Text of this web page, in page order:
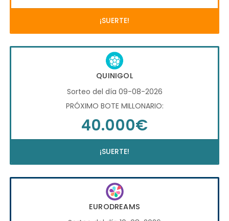
¡SUERTE!
QUINIGOL
Sorteo del día 09-08-2026
PRÓXIMO BOTE MILLONARIO:
40.000€
¡SUERTE!
EURODREAMS